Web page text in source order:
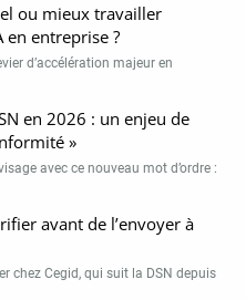
ou mieux travailler
en entreprise ?
d’accélération majeur en
en 2026 : un enjeu de
»
avec ce nouveau mot d’ordre :
avant de l’envoyer à
chez Cegid, qui suit la DSN depuis